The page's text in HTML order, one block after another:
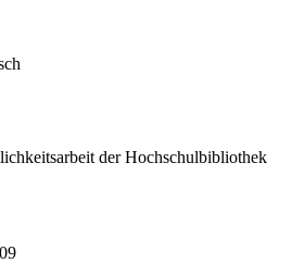
der Hochschulbibliothek